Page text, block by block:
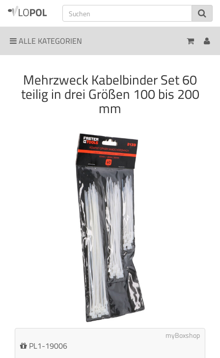
ALLE KATEGORIEN
Mehrzweck Kabelbinder Set 60
teilig in drei Größen 100 bis 200
mm
myBoxshop
PL1-19006